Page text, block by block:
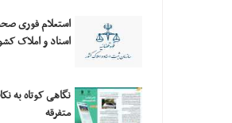
استعلام فورى
اسناد و املاک
نگاهی کوتاه به
متفرقه